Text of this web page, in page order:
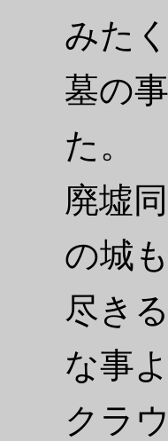
みた
墓の
た。
廃墟
の城
尽き
な事
クラ